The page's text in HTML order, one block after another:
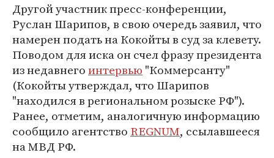
Другой участник пресс-конференции,
Руслан Шарипов, в свою очередь заявил, что
намерен подать на Кокойты в суд за клевету.
Поводом для иска он счел фразу президента
из недавнегоинтервью "Коммерсанту"
(Кокойты утверждал, что Шарипов
"находился в региональном розыске РФ").
Ранее, отметим, аналогичную информацию
сообщило агентство REGNUM, ссылавшееся
на МВД РФ.